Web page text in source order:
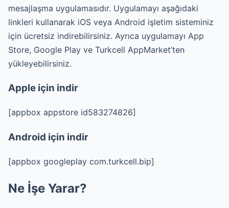
mesajlaşma uygulamasıdır. Uygulamayı aşağıdaki
linkleri kullanarak iOS veya Android işletim sisteminiz
için ücretsiz indirebilirsiniz. Ayrıca uygulamayı App
Store, Google Play ve Turkcell AppMarket’ten
yükleyebilirsiniz.
Apple için indir
[appbox appstore id583274826]
Android için indir
[appbox googleplay com.turkcell.bip]
Ne İşe Yarar?